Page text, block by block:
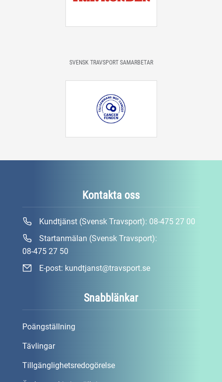
SVENSK TRAVSPORT SAMARBETAR
Snabblänkar
Poängställning
Tävlingar
Tillgänglighetsredogörelse
Kontakta oss
Kundtjänst (Svensk Travsport): 08-475 27 00
Startanmälan (Svensk Travsport):
08-475 27 50
E-post: kundtjanst@travsport.se